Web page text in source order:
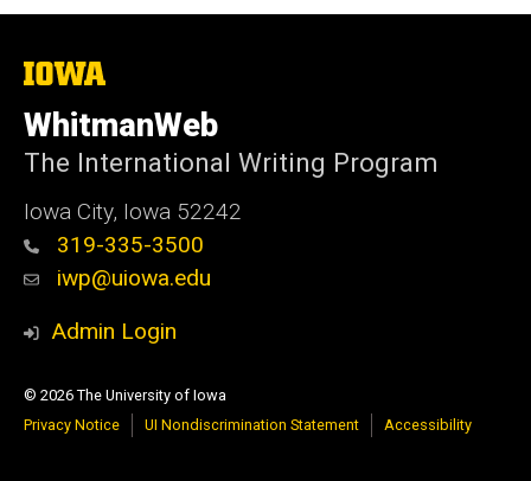
The
of
Iowa
WhitmanWeb
The International Writing Program
Iowa City, Iowa 52242
319-335-3500
iwp@uiowa.edu
Admin Login
© 2026 The University of Iowa
Privacy Notice
UI Nondiscrimination Statement Accessibility